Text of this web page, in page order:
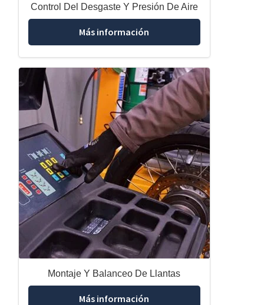
Control Del Desgaste Y Presión De Aire
Más información
Montaje Y Balanceo De Llantas
Más información